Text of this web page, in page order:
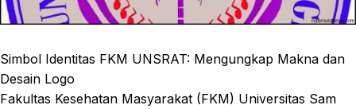
Simbol Identitas FKM UNSRAT: Mengungkap Makna dan
Desain Logo
Fakultas Kesehatan Masyarakat (FKM) Universitas Sam